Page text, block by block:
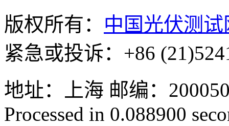
版权所有： 中国光伏测试
紧急或投诉：+86
地址：上海 邮编：
Processed in 0.088900